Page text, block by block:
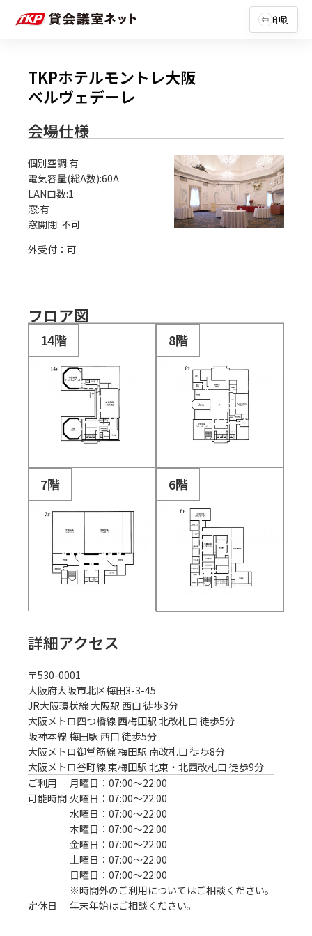
印刷
TKPホテルモントレ大阪
ベルヴェデーレ
会場仕様
個別空調:有
電気容量(総A数):60A
LAN口数:1
窓:有
外受付：可
フロア図
14階 8階
7階 6階
詳細アクセス
〒530-0001
大阪府大阪市北区梅田3-3-45
JR大阪環状線 大阪駅 西口 徒歩3分
大阪メトロ四つ橋線 西梅田駅 北改札口 徒歩5分
阪神本線 梅田駅 西口 徒歩5分
大阪メトロ御堂筋線 梅田駅 南改札口 徒歩8分
大阪メトロ谷町線 東梅田駅 北東・北西改札口 徒歩9分
ご利用
可能時間
月曜日：07:00〜22:00
火曜日：07:00〜22:00
水曜日：07:00〜22:00
木曜日：07:00〜22:00
金曜日：07:00〜22:00
土曜日：07:00〜22:00
日曜日：07:00〜22:00
※時間外のご利用についてはご相談ください。
定休日
年末年始はご相談ください。